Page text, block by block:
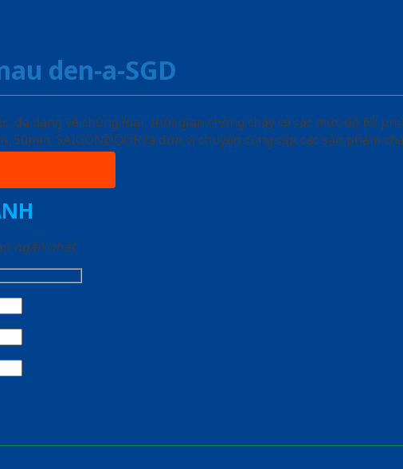
den-a-SGD
đa dạng về chủng loại, thời gian chống cháy có các mức độ 60
SAIGONDOOR là đơn vị chuyên cung cấp các sản phẩm
ngắn nhất